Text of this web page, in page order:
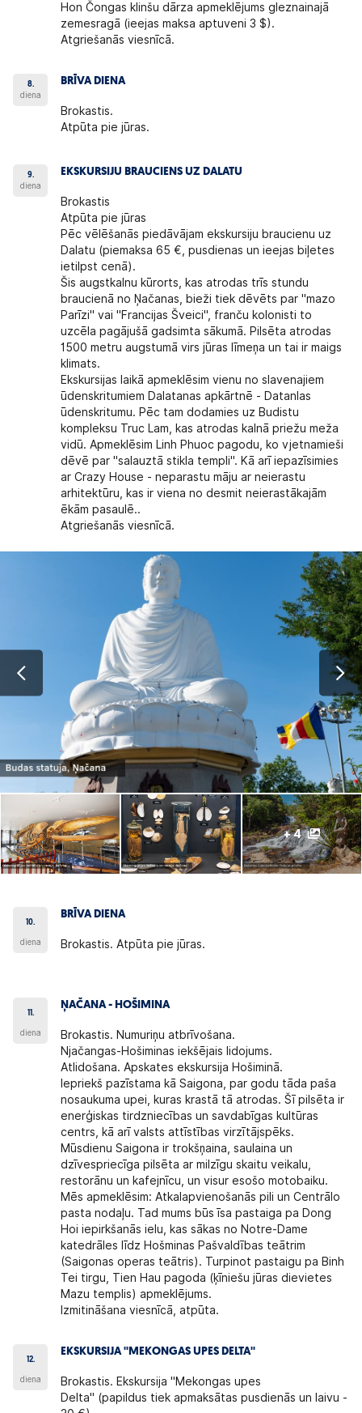
Hon Čongas klinšu dārza apmeklējums gleznainajā
zemesragā (ieejas maksa aptuveni 3 $).
Atgriešanās viesnīcā.
8.
diena
BRĪVA DIENA
Brokastis.
Atpūta pie jūras.
9.
diena
EKSKURSIJU BRAUCIENS UZ DALATU
Brokastis
Atpūta pie jūras
Pēc vēlēšanās piedāvājam ekskursiju braucienu uz
Dalatu (piemaksa 65 €, pusdienas un ieejas biļetes
ietilpst cenā).
Šis augstkalnu kūrorts, kas atrodas trīs stundu
braucienā no Ņačanas, bieži tiek dēvēts par "mazo
Parīzi" vai "Francijas Šveici", franču kolonisti to
uzcēla pagājušā gadsimta sākumā. Pilsēta atrodas
1500 metru augstumā virs jūras līmeņa un tai ir maigs
klimats.
Ekskursijas laikā apmeklēsim vienu no slavenajiem
ūdenskritumiem Dalatanas apkārtnē - Datanlas
ūdenskritumu. Pēc tam dodamies uz Budistu
kompleksu Truc Lam, kas atrodas kalnā priežu meža
vidū. Apmeklēsim Linh Phuoc pagodu, ko vjetnamieši
dēvē par "salauztā stikla templi". Kā arī iepazīsimies
ar Crazy House - neparastu māju ar neierastu
arhitektūru, kas ir viena no desmit neierastākajām
ēkām pasaulē..
Atgriešanās viesnīcā.
+ 4
10.
diena
BRĪVA DIENA
Brokastis. Atpūta pie jūras.
11.
diena
ŅAČANA - HOŠIMINA
Brokastis. Numuriņu atbrīvošana.
Njačangas-Hošiminas iekšējais lidojums.
Atlidošana. Apskates ekskursija Hošiminā.
Iepriekš pazīstama kā Saigona, par godu tāda paša
nosaukuma upei, kuras krastā tā atrodas. Šī pilsēta ir
enerģiskas tirdzniecības un savdabīgas kultūras
centrs, kā arī valsts attīstības virzītājspēks.
Mūsdienu Saigona ir trokšņaina, saulaina un
dzīvespriecīga pilsēta ar milzīgu skaitu veikalu,
restorānu un kafejnīcu, un visur esošo motobaiku.
Mēs apmeklēsim: Atkalapvienošanās pili un Centrālo
pasta nodaļu. Tad mums būs īsa pastaiga pa Dong
Hoi iepirkšanās ielu, kas sākas no Notre-Dame
katedrāles līdz Hošminas Pašvaldības teātrim
(Saigonas operas teātris). Turpinot pastaigu pa Binh
Tei tirgu, Tien Hau pagoda (ķīniešu jūras dievietes
Mazu templis) apmeklējums.
Izmitināšana viesnīcā, atpūta.
12.
diena
EKSKURSIJA ''MEKONGAS UPES DELTA''
Brokastis. Ekskursija "Mekongas upes
Delta" (papildus tiek apmaksātas pusdienās un laivu -